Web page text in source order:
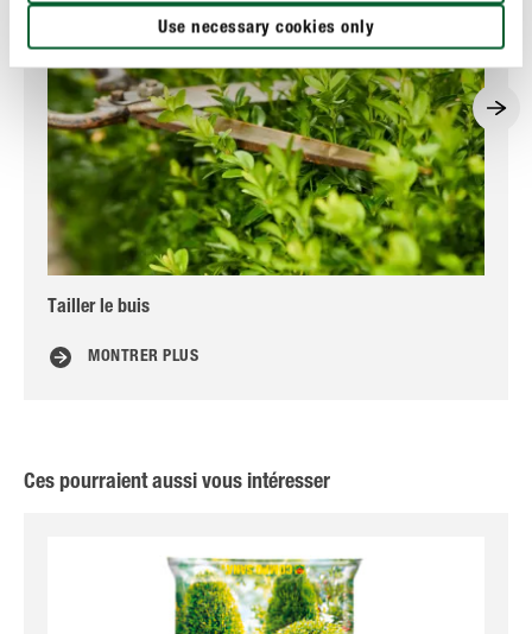
Use necessary cookies only
Tailler le buis
MONTRER PLUS
Ces pourraient aussi vous intéresser